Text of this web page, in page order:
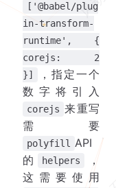
['@babel/plug
in-transform-
runtime', {
corejs: 2
}]
，指定一个
数字将引入
corejs 来重写
需要
polyfill API
的
helpers
，
这需要使用